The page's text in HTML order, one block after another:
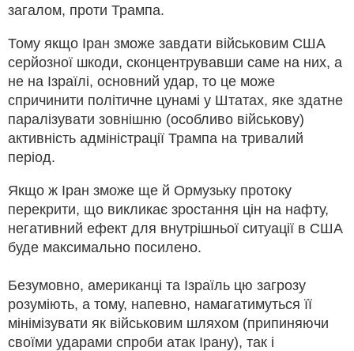
загалом, проти Трампа.
Тому якщо Іран зможе завдати військовим США
серйозної шкоди, сконцентрувавши саме на них, а
не на Ізраїлі, основний удар, то це може
спричинити політичне цунамі у Штатах, яке здатне
паралізувати зовнішню (особливо військову)
активність адміністрації Трампа на тривалий
період.
Якщо ж Іран зможе ще й Ормузьку протоку
перекрити, що викликає зростання цін на нафту,
негативний ефект для внутрішньої ситуації в США
буде максимально посилено.
Безумовно, американці та Ізраїль цю загрозу
розуміють, а тому, напевно, намагатимуться її
мінімізувати як військовим шляхом (припиняючи
своїми ударами спроби атак Ірану), так і